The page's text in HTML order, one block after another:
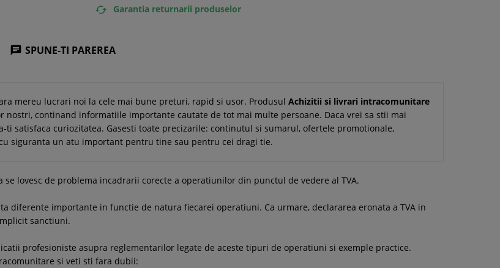
 Garantia returnarii produselor
 SPUNE-TI PAREREA
mereu lucrari noi la cele mai bune preturi, rapid si usor. Produsul Achizitii si livrari intracomunitare
continand informatiile importante cautate de tot mai multe persoane. Daca vrei sa stii mai
satisfaca curiozitatea. Gasesti toate precizarile: continutul si sumarul, ofertele promotionale,
siguranta un atu important pentru tine sau pentru cei dragi tie.
lovesc de problema incadrarii corecte a operatiunilor din punctul de vedere al TVA.
diferente importante in functie de natura fiecarei operatiuni. Ca urmare, declararea eronata a TVA in
sanctiuni.
profesioniste asupra reglementarilor legate de aceste tipuri de operatiuni si exemple practice.
si veti sti fara dubii: